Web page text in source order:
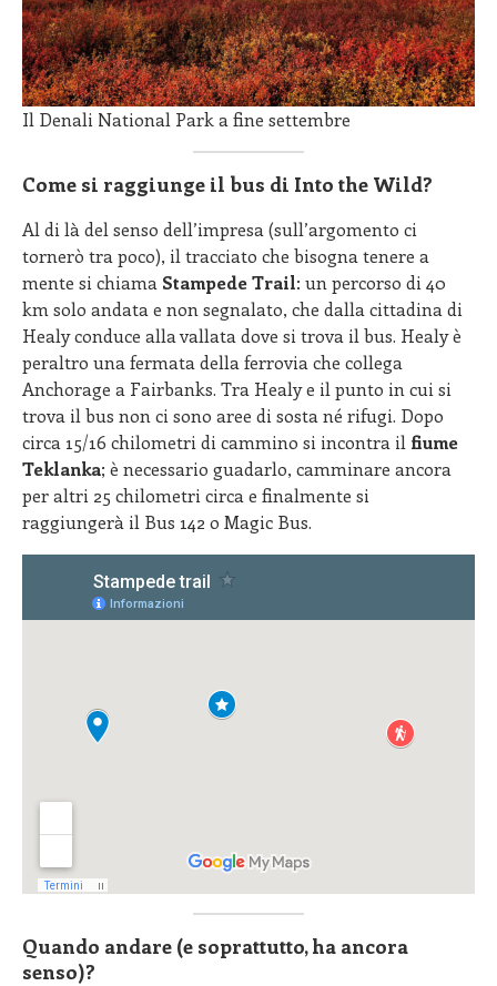
Il Denali National Park a fine settembre
Come si raggiunge il bus di Into the Wild?
Al di là del senso dell’impresa (sull’argomento ci
tornerò tra poco), il tracciato che bisogna tenere a
mente si chiama Stampede Trail: un percorso di 40
km solo andata e non segnalato, che dalla cittadina di
Healy conduce alla vallata dove si trova il bus. Healy è
peraltro una fermata della ferrovia che collega
Anchorage a Fairbanks. Tra Healy e il punto in cui si
trova il bus non ci sono aree di sosta né rifugi. Dopo
circa 15/16 chilometri di cammino si incontra il fiume
Teklanka; è necessario guadarlo, camminare ancora
per altri 25 chilometri circa e finalmente si
raggiungerà il Bus 142 o Magic Bus.
Quando andare (e soprattutto, ha ancora
senso)?